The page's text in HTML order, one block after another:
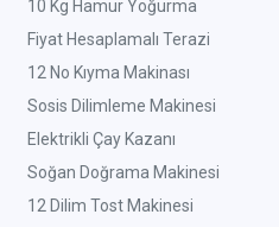
10 Kg Hamur Yoğurma
Fiyat Hesaplamalı Terazi
12 No Kıyma Makinası
Sosis Dilimleme Makinesi
Elektrikli Çay Kazanı
Soğan Doğrama Makinesi
12 Dilim Tost Makinesi